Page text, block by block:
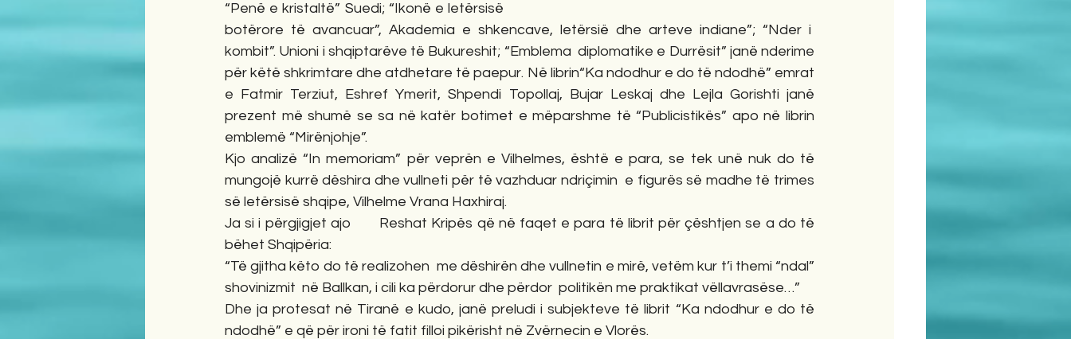
“Penë e kristaltë” Suedi; “Ikonë e letërsisë
botërore të avancuar”, Akademia e shkencave, letërsië dhe arteve indiane”; “Nder i
kombit”. Unioni i shqiptarëve të Bukureshit; “Emblema  diplomatike e Durrësit” janë nderime
për këtë shkrimtare dhe atdhetare të paepur. Në librin“Ka ndodhur e do të ndodhë” emrat
e Fatmir Terziut, Eshref Ymerit, Shpendi Topollaj, Bujar Leskaj dhe Lejla Gorishti janë
prezent më shumë se sa në katër botimet e mëparshme të “Publicistikës” apo në librin
emblemë “Mirënjohje”.
Kjo analizë “In memoriam” për veprën e Vilhelmes, është e para, se tek unë nuk do të
mungojë kurrë dëshira dhe vullneti për të vazhduar ndriçimin  e figurës së madhe të trimes
së letërsisë shqipe, Vilhelme Vrana Haxhiraj.
Ja si i përgjigjet ajo       Reshat Kripës që në faqet e para të librit për çështjen se a do të
bëhet Shqipëria:
“Të gjitha këto do të realizohen  me dëshirën dhe vullnetin e mirë, vetëm kur t’i themi “ndal”
shovinizmit  në Ballkan, i cili ka përdorur dhe përdor  politikën me praktikat vëllavrasëse…”
Dhe ja protesat në Tiranë e kudo, janë preludi i subjekteve të librit “Ka ndodhur e do të
ndodhë” e që për ironi të fatit filloi pikërisht në Zvërnecin e Vlorës.